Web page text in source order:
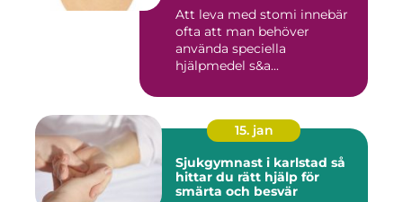
Att leva med stomi innebär
ofta att man behöver
använda speciella
hjälpmedel s&a...
15. jan
Sjukgymnast i karlstad så
hittar du rätt hjälp för
smärta och besvär